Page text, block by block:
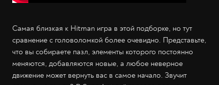
Самая близкая к Hitman игра в этой подборке, но тут
сравнение с головоломкой более очевидно. Представьте,
что вы собираете пазл, элементы которого постоянно
меняются, добавляются новые, а любое неверное
движение может вернуть вас в самое начало. Звучит